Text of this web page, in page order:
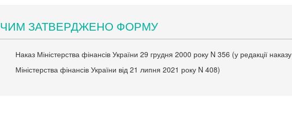
ЧИМ ЗАТВЕРДЖЕНО ФОРМУ
Наказ Міністерства фінансів України 29 грудня 2000 року N 356 (у редакції наказу
Міністерства фінансів України від 21 липня 2021 року N 408)